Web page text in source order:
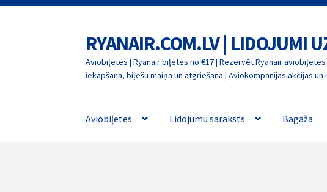
Skip
to
navigation
Skip
to
content
RYANAIR.COM.LV | LIDOJUMI
Aviobiļetes | Ryanair biļetes no €17 | Rezervēt Ryanair
iekāpšana, biļešu maiņa un atgriešana | Aviokompānijas akcijas
Aviobiļetes Lidojumu saraksts Bagāža